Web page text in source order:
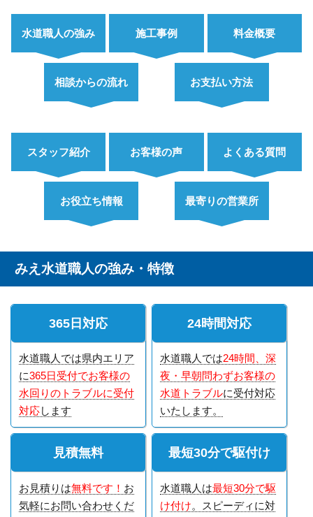
水道職人の強み 施工事例 料金概要
相談からの流れ お支払い方法
スタッフ紹介 お客様の声 よくある質問
お役立ち情報 最寄りの営業所
みえ水道職人の強み・特徴
365日対応
水道職人では県内エリア
に365日受付でお客様の
水回りのトラブルに受付
対応します
24時間対応
水道職人では24時間、深
夜・早朝問わずお客様の
水道トラブルに受付対応
いたします。
見積無料
お見積りは無料です！ お
気軽にお問い合わせくだ
最短30分で駆付け
水道職人は最短30分で駆
け付け。スピーディに対